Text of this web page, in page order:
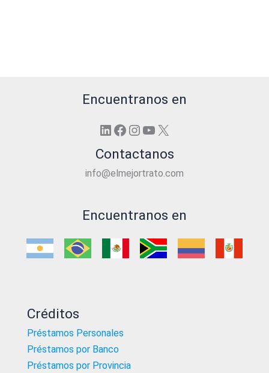
Encuentranos en
LinkedIn
Facebook
Instagram
YouTube
X
Contactanos
info@elmejortrato.com
Encuentranos en
Créditos
Préstamos Personales
Préstamos por Banco
Préstamos por Provincia